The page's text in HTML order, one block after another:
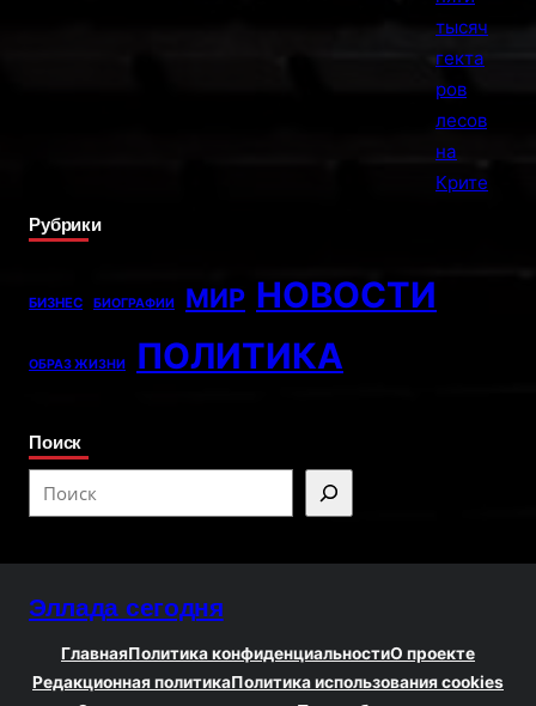
Рубрики
БИЗНЕС БИОГРАФИИ МИР НОВОСТИ
ОБРАЗ ЖИЗНИ ПОЛИТИКА
Поиск
e
c
Эллада сегодня
ГлавнаяПолитика конфиденциальностиО проекте
Редакционная политикаПолитика использования cookies